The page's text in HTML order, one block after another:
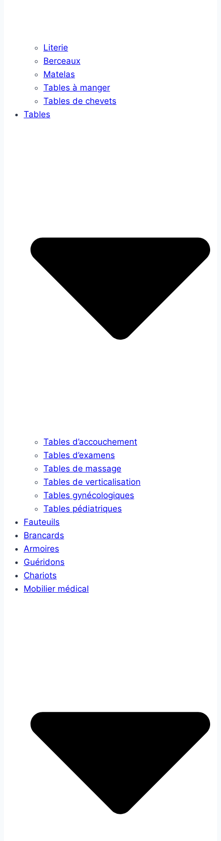
Literie
Berceaux
Matelas
Tables à manger
Tables de chevets
Tables
Tables d’accouchement
Tables d’examens
Tables de massage
Tables de verticalisation
Tables gynécologiques
Tables pédiatriques
Fauteuils
Brancards
Armoires
Guéridons
Chariots
Mobilier médical